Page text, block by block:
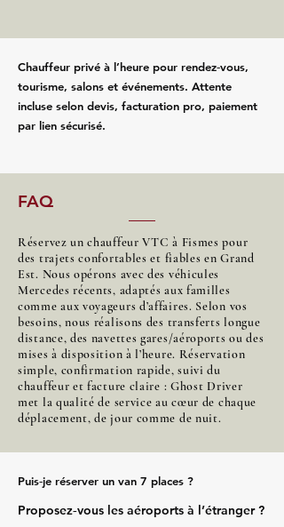
Chauffeur privé à l’heure pour rendez‑vous,
tourisme, salons et événements. Attente
incluse selon devis, facturation pro, paiement
par lien sécurisé.
FAQ
Réservez un chauffeur VTC à Fismes pour
des trajets confortables et fiables en Grand
Est. Nous opérons avec des véhicules
Mercedes récents, adaptés aux familles
comme aux voyageurs d’affaires. Selon vos
besoins, nous réalisons des transferts longue
distance, des navettes gares/aéroports ou des
mises à disposition à l’heure. Réservation
simple, confirmation rapide, suivi du
chauffeur et facture claire : Ghost Driver
met la qualité de service au cœur de chaque
déplacement, de jour comme de nuit.
Puis‑je réserver un van 7 places ?
Proposez‑vous les aéroports à l’étranger ?